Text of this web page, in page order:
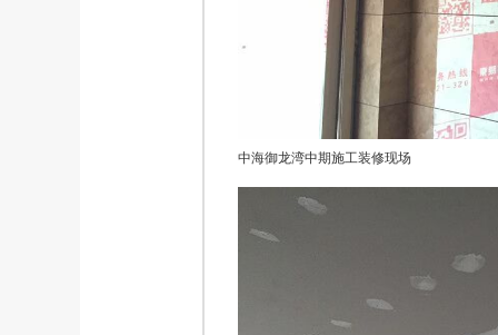
中海御龙湾中期施工装修现场